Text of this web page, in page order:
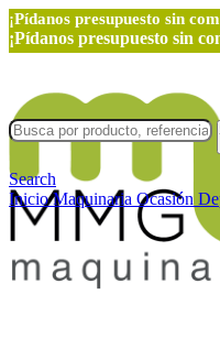
¡Pídanos presupuesto sin
¡Pídanos presupuesto sin
Search
InicioMaquinaria Ocasión